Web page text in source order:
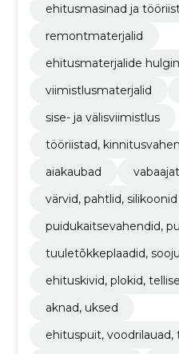
ehitusmasinad ja
remontmaterjalid
ehitusmaterjalide
viimistlusmaterjalid
sise- ja välisviimistlus
tööriistad,
aiakaubad
värvid, pahtlid, silikoonid
puidukaitsevahendid,
tuuletõkkeplaadid,
ehituskivid, plokid,
aknad, uksed
ehituspuit, voodrilauad,